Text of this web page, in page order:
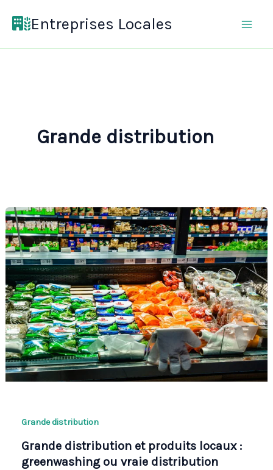
Entreprises Locales
Grande distribution
Grande distribution
Grande distribution et produits locaux :
greenwashing ou vraie distribution